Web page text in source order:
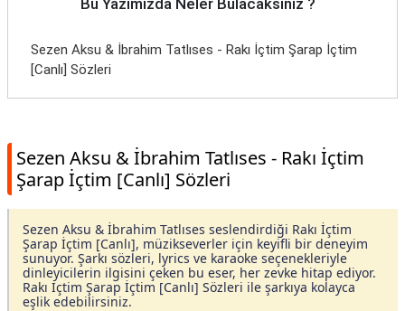
Bu Yazımızda Neler Bulacaksınız ?
Sezen Aksu & İbrahim Tatlıses - Rakı İçtim Şarap İçtim
[Canlı] Sözleri
Sezen Aksu & İbrahim Tatlıses - Rakı İçtim
Şarap İçtim [Canlı] Sözleri
Sezen Aksu & İbrahim Tatlıses seslendirdiği Rakı İçtim
Şarap İçtim [Canlı], müzikseverler için keyifli bir deneyim
sunuyor. Şarkı sözleri, lyrics ve karaoke seçenekleriyle
dinleyicilerin ilgisini çeken bu eser, her zevke hitap ediyor.
Rakı İçtim Şarap İçtim [Canlı] Sözleri ile şarkıya kolayca
eşlik edebilirsiniz.